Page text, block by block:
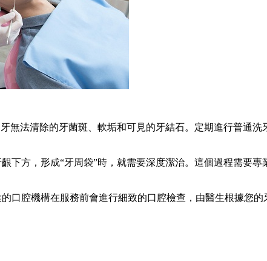
法清除的牙菌斑、軟垢和可見的牙結石。定期進行普通洗
方，形成“牙周袋”時，就需要深度潔治。這個過程需要專
腔機構在服務前會進行細致的口腔檢查，由醫生根據您的